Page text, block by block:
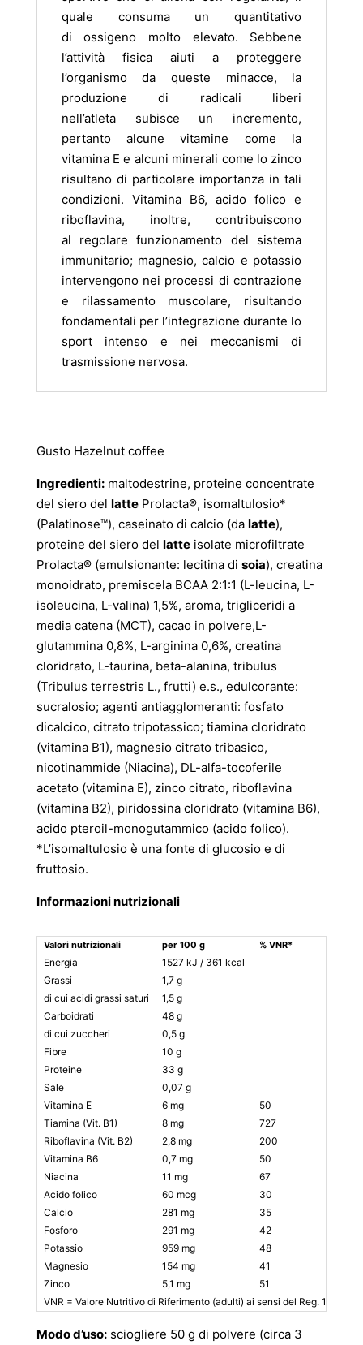
quale consuma un quantitativo
di ossigeno molto elevato. Sebbene
l’attività fisica aiuti a proteggere
l’organismo da queste minacce, la
produzione di radicali liberi
nell’atleta subisce un incremento,
pertanto alcune vitamine come la
vitamina E e alcuni minerali come lo zinco
risultano di particolare importanza in tali
condizioni. Vitamina B6, acido folico e
riboflavina, inoltre, contribuiscono
al regolare funzionamento del sistema
immunitario; magnesio, calcio e potassio
intervengono nei processi di contrazione
e rilassamento muscolare, risultando
fondamentali per l’integrazione durante lo
sport intenso e nei meccanismi di
trasmissione nervosa.
Gusto Hazelnut coffee
Ingredienti:maltodestrine, proteine concentrate
del siero del latteProlacta®, isomaltulosio*
(Palatinose™), caseinato di calcio (da latte),
proteine del siero del latteisolate microfiltrate
Prolacta® (emulsionante: lecitina di soia), creatina
monoidrato, premiscela BCAA 2:1:1 (L-leucina, L-
isoleucina, L-valina) 1,5%, aroma, trigliceridi a
media catena (MCT), cacao in polvere,L-
glutammina 0,8%, L-arginina 0,6%, creatina
cloridrato, L-taurina, beta-alanina, tribulus
(Tribulus terrestris L., frutti) e.s., edulcorante:
sucralosio; agenti antiagglomeranti: fosfato
dicalcico, citrato tripotassico; tiamina cloridrato
(vitamina B1), magnesio citrato tribasico,
nicotinammide (Niacina), DL-alfa-tocoferile
acetato (vitamina E), zinco citrato, riboflavina
(vitamina B2), piridossina cloridrato (vitamina B6),
acido pteroil-monogutammico (acido folico).
*L’isomaltulosio è una fonte di glucosio e di
fruttosio.
Informazioni nutrizionali
Valori nutrizionali per 100 g % VNR*
Energia 1527 kJ / 361 kcal
Grassi
1,7 g
di cui acidi grassi saturi
1,5 g
Carboidrati
48 g
di cui zuccheri
0,5 g
Fibre
10 g
Proteine
33 g
Sale
0,07 g
Vitamina E
6 mg 50
Tiamina (Vit. B1)
8 mg 727
Riboflavina (Vit. B2)
2,8 mg 200
Vitamina B6
0,7 mg 50
Niacina
11 mg 67
Acido folico
60 mcg 30
Calcio
281 mg 35
Fosforo
291 mg 42
Potassio
959 mg 48
Magnesio
154 mg 41
Zinco
5,1 mg 51
VNR = Valore Nutritivo di Riferimento (adulti) ai sensi del Reg. 1169/
Modo d’uso:sciogliere 50 g di polvere (circa 3